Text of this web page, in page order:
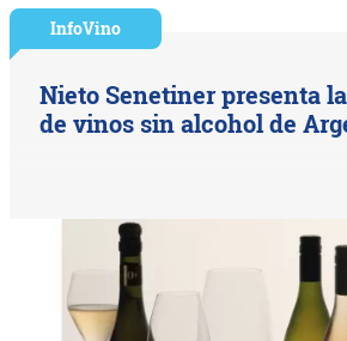
InfoVino
Nieto Senetiner presenta
de vinos sin alcohol de